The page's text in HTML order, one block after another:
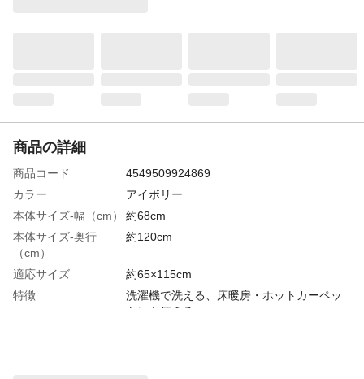
商品の詳細
商品コード
4549509924869
カラー
アイボリー
本体サイズ-幅（cm）
約68cm
本体サイズ-奥行
（cm）
約120cm
適応サイズ
約65×115cm
特徴
洗濯機で洗える、床暖房・ホットカーペッ
トにも使える